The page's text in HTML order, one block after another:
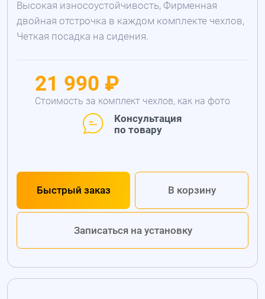
Высокая износоустойчивость, Фирменная
двойная отстрочка в каждом комплекте чехлов,
Четкая посадка на сидения.
21 990 ₽
Стоимость за комплект чехлов, как на фото
Консультация
по товару
Быстрый заказ В корзину
Записаться на установку